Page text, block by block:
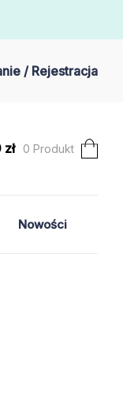
/ Rejestracja
zł 0 Produkt
Nowości